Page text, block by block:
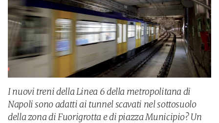
I nuovi treni della Linea 6 della metropolitana di
Napoli sono adatti ai tunnel scavati nel sottosuolo
della zona di Fuorigrotta e di piazza Municipio? Un